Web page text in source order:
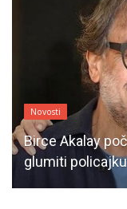
Novosti
Birce Akalay
glumiti policajku